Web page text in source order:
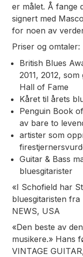
er målet. Å fange
signert med
for noen av
Priser og omtaler:
British Blues
2011, 2012,
Hall of Fame
Kåret til årets
Penguin Book
av bare to
artister som
Guitar & Bass
bluesgitarister
«I Schofield har
bluesgitaristen fra
NEWS, USA
«Den beste av
musikere.» Hans
VINTAGE